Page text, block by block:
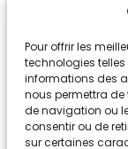
Pour offrir les
technologies
informations des
nous permettra
de navigation ou
consentir ou de
sur certaines
26-